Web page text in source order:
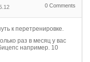
0 Comments
к перетренировке.
раз в месяц у вас
например. 10